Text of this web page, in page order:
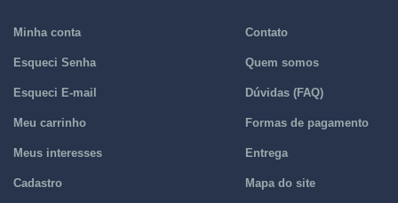
Minha conta
Esqueci Senha
Esqueci E-mail
Meu carrinho
Meus interesses
Cadastro
Contato
Quem somos
Dúvidas (FAQ)
Formas de pagamento
Entrega
Mapa do site